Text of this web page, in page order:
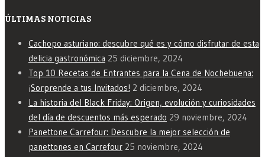
ÚLTIMAS NOTICIAS
Cachopo asturiano: descubre qué es y cómo disfrutar de esta
delicia gastronómica 25 diciembre, 2024
Top 10 Recetas de Entrantes para la Cena de Nochebuena:
¡Sorprende a tus Invitados! 2 diciembre, 2024
La historia del Black Friday: Origen, evolución y curiosidades
del día de descuentos más esperado 29 noviembre, 2024
Panettone Carrefour: Descubre la mejor selección de
panettones en Carrefour 25 noviembre, 2024